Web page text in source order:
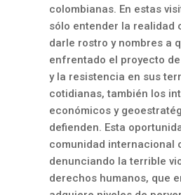
colombianas. En estas
sólo entender la realidad
darle rostro y nombres a
enfrentado el proyecto
y la resistencia en sus
cotidianas, también los
económicos y
defienden. Esta
comunidad internacional
denunciando la terrible
derechos humanos, que